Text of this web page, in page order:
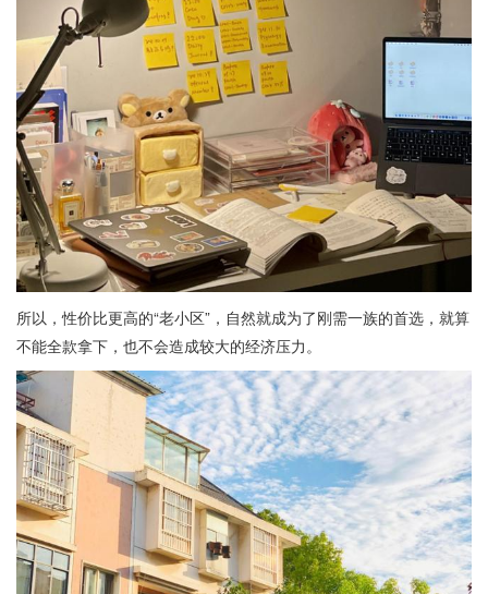
所以，性价比更高的“老小区”，自然就成为了刚需一族的首选，就算
不能全款拿下，也不会造成较大的经济压力。